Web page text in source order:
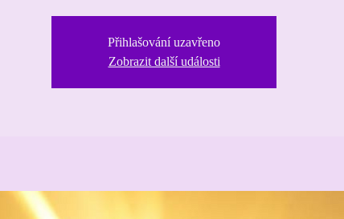
Přihlašování uzavřeno
Zobrazit další události